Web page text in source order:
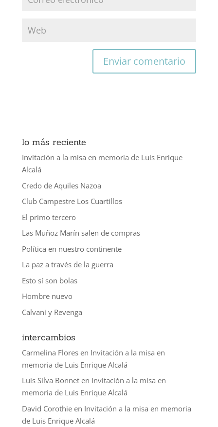
lo más reciente
Invitación a la misa en memoria de Luis Enrique
Alcalá
Credo de Aquiles Nazoa
Club Campestre Los Cuartillos
El primo tercero
Las Muñoz Marín salen de compras
Política en nuestro continente
La paz a través de la guerra
Esto sí son bolas
Hombre nuevo
Calvani y Revenga
intercambios
Carmelina Floresen Invitación a la misa en
memoria de Luis Enrique Alcalá
Luis Silva Bonneten Invitación a la misa en
memoria de Luis Enrique Alcalá
David Corothieen Invitación a la misa en memoria
de Luis Enrique Alcalá